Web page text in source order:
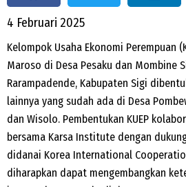
4 Februari 2025
Kelompok Usaha Ekonomi Perempuan
Maroso di Desa Pesaku dan Mombine
Rarampadende, Kabupaten Sigi
lainnya yang sudah ada di Desa
dan Wisolo. Pembentukan KUEP
bersama Karsa Institute dengan
didanai Korea International
diharapkan dapat mengembangkan